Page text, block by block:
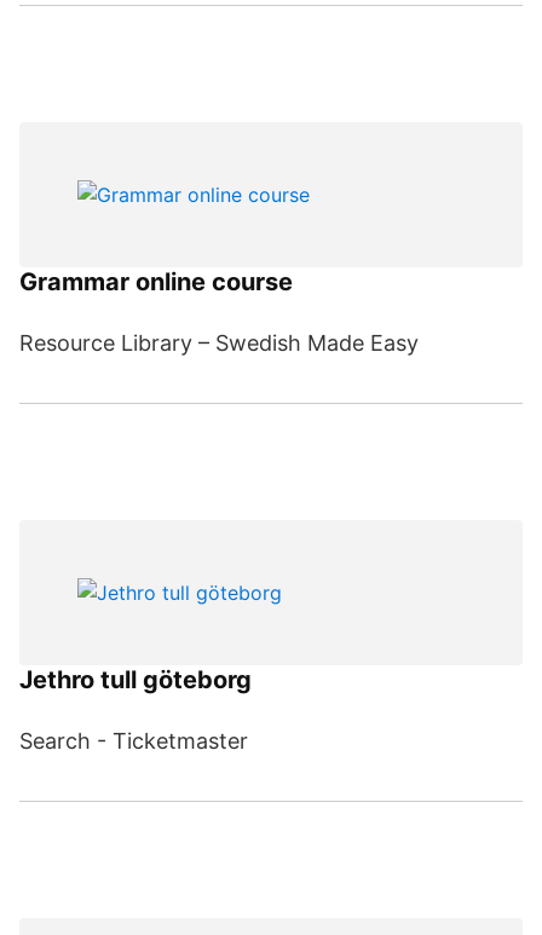
Grammar online course
Resource Library – Swedish Made Easy
Jethro tull göteborg
Search - Ticketmaster